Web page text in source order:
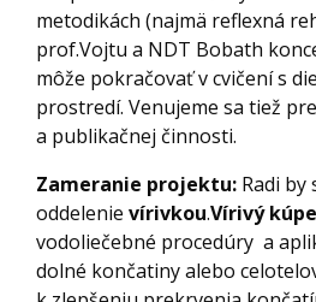
metodikách (najmä reflexná
prof.Vojtu a NDT Bobath
môže pokračovať v cvičení s
prostredí. Venujeme sa tiež
a publikačnej činnosti.
Zameranie projektu: Radi by
oddelenie vírivkou.Vírivý
vodoliečebné procedúry a
dolné končatiny alebo